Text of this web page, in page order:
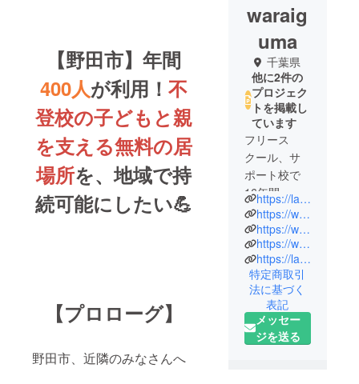
【野田市】年間
400人が利用！不
登校の子どもと親
を支える無料の居
場所を、地域で持
続可能にしたい💪
【プロローグ】
野田市、近隣のみなさんへ
waraig
uma
千葉県
他に2件の
プロジェク
トを掲載し
ています
フリース
クール、サ
ポート校で
16年間、教
員・管理職
として勤
務。子ども
の悩み、卒
業生の悩
み、保護者
や家族の悩
み、教育・
https://laugh-bear.com/
https://webchuu.com/
https://www.instagram.com/laugh_bear?igsh=MWEybzdhZGkwMXlyZg%3D%3D&utm_source=qr
https://www.instagram.com/waraigumakichi_noda?igsh=MW51dmtyYnhscnpmOQ%3D%3D&utm_source=qr
https://laugh-bear.com/nodakichi/
特定商取引
法に基づく
表記
メッセー
ジを送る